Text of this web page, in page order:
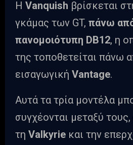
Η Vanquish βρίσκεται
γκάμας των GT, πάνω
πανομοιότυπη DB12, η
της τοποθετείται πάνω
εισαγωγική Vantage.
Αυτά τα τρία μοντέλα
συγχέονται μεταξύ
τη Valkyrie και την